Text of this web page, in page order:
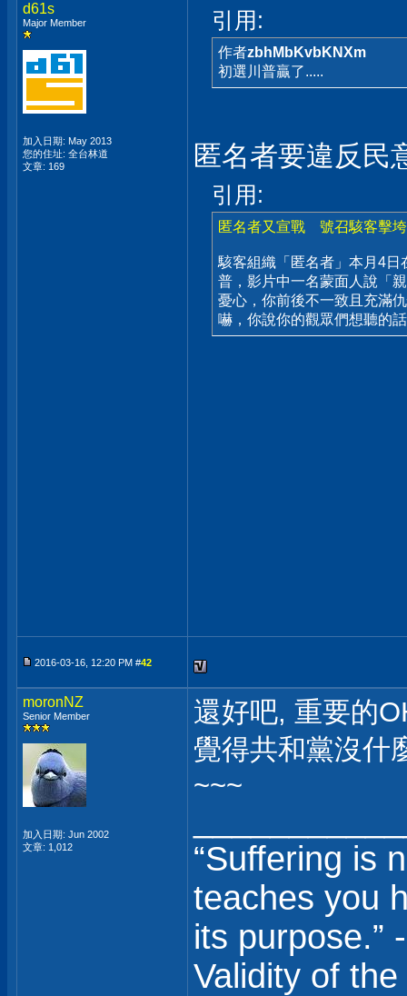
d61s
Major Member
加入日期: May 2013
您的住址: 全台林道
文章: 169
引用:
作者zbhMbKvbKNXm
初選川普贏了.....
匿名者要違反民
引用:
匿名者又宣戰 號召駭客擊
駭客組織「匿名者」本月4
普，影片中一名蒙面人說「
憂心，你前後不一致且充滿
嚇，你說你的觀眾們想聽的
2016-03-16, 12:20 PM #42
moronNZ
Senior Member
加入日期: Jun 2002
文章: 1,012
還好吧, 重要的
覺得共和黨沒什
~~~
“Suffering is
teaches you
its purpose.”
Validity of the